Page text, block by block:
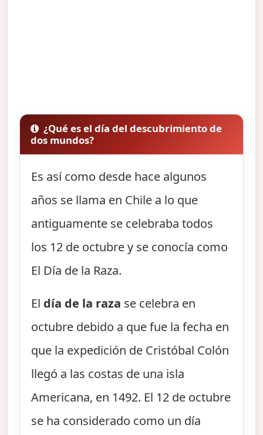
¿Qué es el día del descubrimiento de
dos mundos?
Es así como desde hace algunos
años se llama en Chile a lo que
antiguamente se celebraba todos
los 12 de octubre y se conocía como
El Día de la Raza.
El día de la raza se celebra en
octubre debido a que fue la fecha en
que la expedición de Cristóbal Colón
llegó a las costas de una isla
Americana, en 1492. El 12 de octubre
se ha considerado como un día